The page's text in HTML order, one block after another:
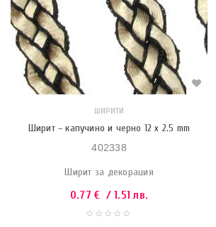
ШИРИТИ
Ширит – капучино и черно 12 x 2.5 mm
402338
Ширит за декорация
0.77€ / 1.51 лв.